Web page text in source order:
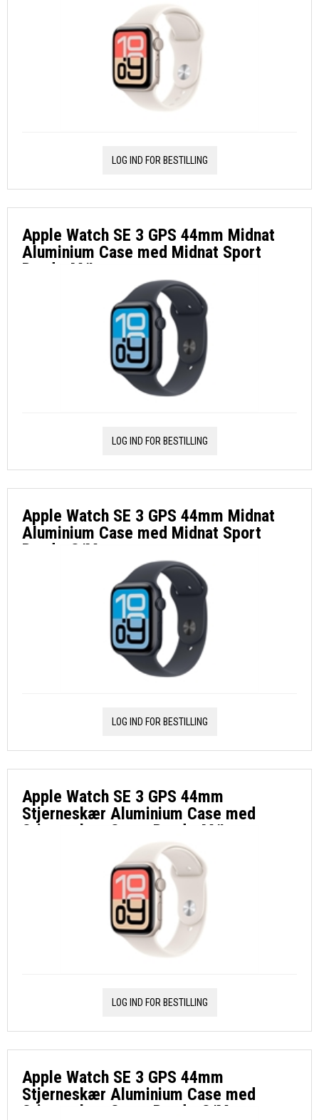
LOG IND FOR BESTILLING
Apple Watch SE 3 GPS 44mm Midnat
Aluminium Case med Midnat Sport
Band - M/L
LOG IND FOR BESTILLING
Apple Watch SE 3 GPS 44mm Midnat
Aluminium Case med Midnat Sport
Band - S/M
LOG IND FOR BESTILLING
Apple Watch SE 3 GPS 44mm
Stjerneskær Aluminium Case med
Stjerneskær Sport Band - M/L
LOG IND FOR BESTILLING
Apple Watch SE 3 GPS 44mm
Stjerneskær Aluminium Case med
Stjerneskær Sport Band - S/M